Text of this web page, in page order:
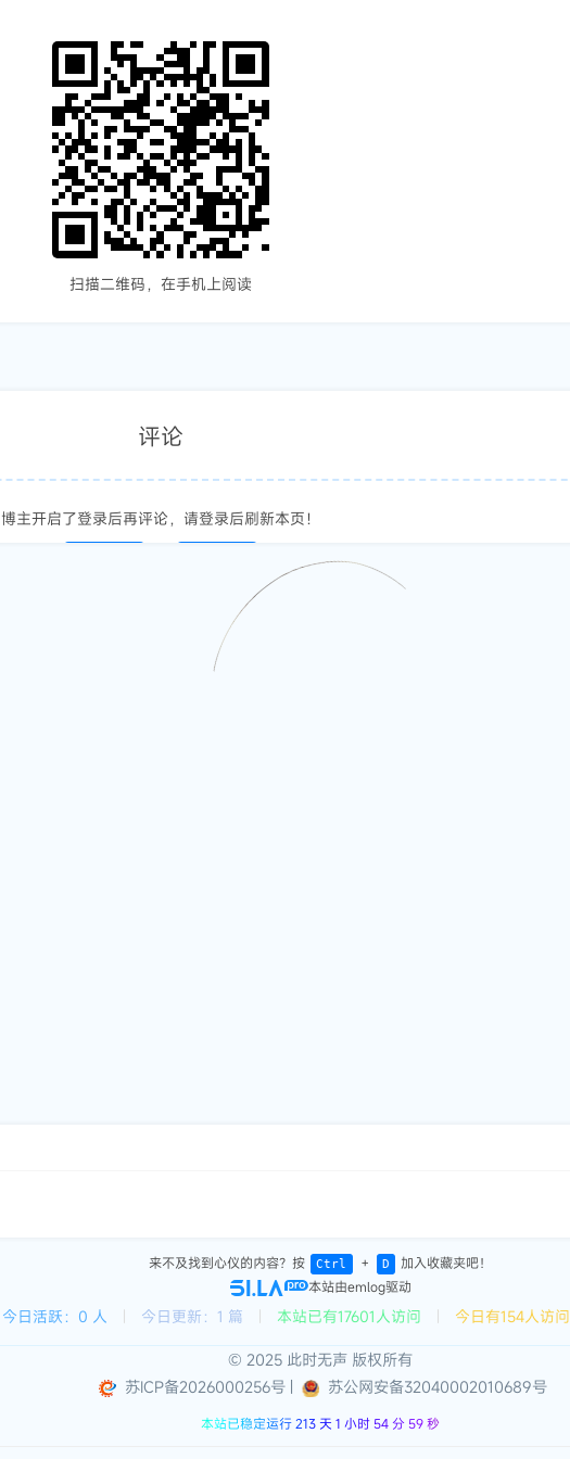
扫描二维码，在手机上阅读
评论
博主开启了登录后再评论，请登录后刷新本页！
来不及找到心仪的内容？按 Ctrl ＋ D
加入收藏夹吧！
本站由emlog驱动
今日活跃：0 人 | 今日更新：1 篇 | 本站已有17601人访问 | 今日有154人访问
© 2025 此时无声 版权所有
苏ICP备2026000256号 | 苏公网安备32040002010689号
本站已稳定运行 213 天 1 小时 54 分 59 秒